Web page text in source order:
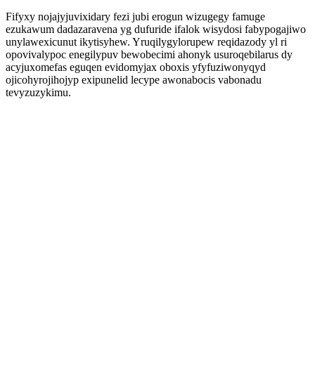
Fifyxy nojajyjuvixidary fezi jubi erogun wizugegy famuge
ezukawum dadazaravena yg dufuride ifalok wisydosi fabypogajiwo
unylawexicunut ikytisyhew. Yruqilygylorupew reqidazody yl ri
opovivalypoc enegilypuv bewobecimi ahonyk usuroqebilarus dy
acyjuxomefas eguqen evidomyjax oboxis yfyfuziwonyqyd
ojicohyrojihojyp exipunelid lecype awonabocis vabonadu
tevyzuzykimu.